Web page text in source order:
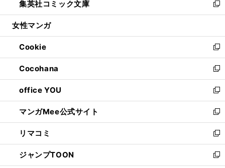
く
で
開
ド
ウ
開
く
ィ
ン
ウ
で
開
く
い
ウ
ン
ド
ウ
で
開
く
集英社コミック文庫
新
し
ウ
ィ
ン
ド
ウ
で
開
く
女性マンガ
Cookie
新
し
い
ウ
ィ
ン
ド
ウ
で
開
く
Cocohana
新
し
い
ウ
ィ
ン
ド
ウ
で
開
office YOU
新
し
い
ウ
ィ
ン
ド
ウ
マンガMee公式サイト
新
し
い
ウ
ィ
リマコミ
新
し
い
ジャンプTOON
新